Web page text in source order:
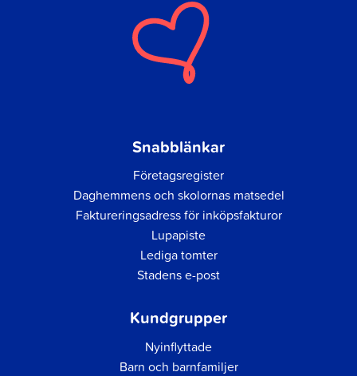
Snabblänkar
Företagsregister
Daghemmens och skolornas matsedel
Faktureringsadress för inköpsfakturor
Lupapiste
Lediga tomter
Stadens e-post
Kundgrupper
Nyinflyttade
Barn och barnfamiljer